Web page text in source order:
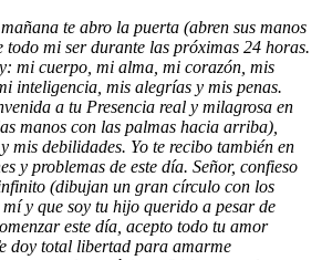
te abro la puerta (abren sus manos
todo mi ser durante las próximas 24 horas.
mi cuerpo, mi alma, mi corazón, mis
inteligencia, mis alegrías y mis penas.
a tu Presencia real y milagrosa en
manos con las palmas hacia arriba),
mis debilidades. Yo te recibo también en
y problemas de este día. Señor, confieso
(dibujan un gran círculo con los
y que soy tu hijo querido a pesar de
este día, acepto todo tu amor
doy total libertad para amarme